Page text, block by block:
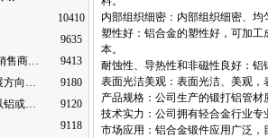
10410
9635
售商…
9413
方向…
9180
铝或…
9120
9118
内部组织细密：内部组织细密、
塑性好：铝合金的塑性好，可加
本。
耐蚀性、导热性和非磁性良好：
表面光洁美观：表面光洁、美观，
产品规格：公司生产的锻打铝管材
技术实力：公司拥有轻合金行业
市场应用：铝合金锻件应用广泛